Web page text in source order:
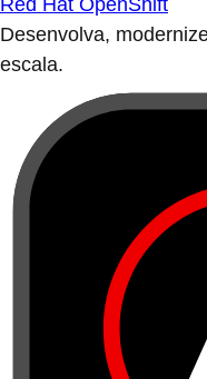
Red Hat OpenShift
Desenvolva,
escala.